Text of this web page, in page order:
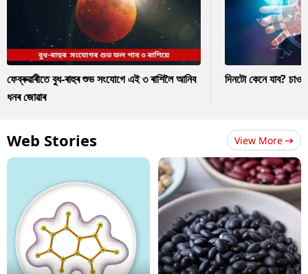
ফেব্ৰুৱাৰীতে বুধ-ৰাহুৰ শুভ সংযোগে এই ৩ ৰাশিলৈ আনিব
ধনৰ জোৱাৰ
দিনটো কেনে যাব?
Web Stories View More